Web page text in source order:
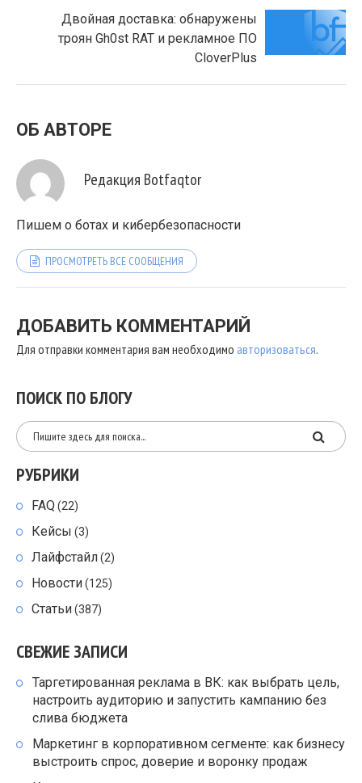
Двойная доставка: обнаружены
троян Gh0st RAT и рекламное ПО
CloverPlus
ОБ АВТОРЕ
Редакция Botfaqtor
Пишем о ботах и кибербезопасности
ПРОСМОТРЕТЬ ВСЕ СООБЩЕНИЯ
ДОБАВИТЬ КОММЕНТАРИЙ
Для отправки комментария вам необходимо авторизоваться.
ПОИСК ПО БЛОГУ
РУБРИКИ
FAQ (22)
Кейсы (3)
Лайфстайл(2)
Новости(125)
Статьи(387)
СВЕЖИЕ ЗАПИСИ
Таргетированная реклама в ВК: как выбрать цель,
настроить аудиторию и запустить кампанию без
слива бюджета
Маркетинг в корпоративном сегменте: как бизнесу
выстроить спрос, доверие и воронку продаж